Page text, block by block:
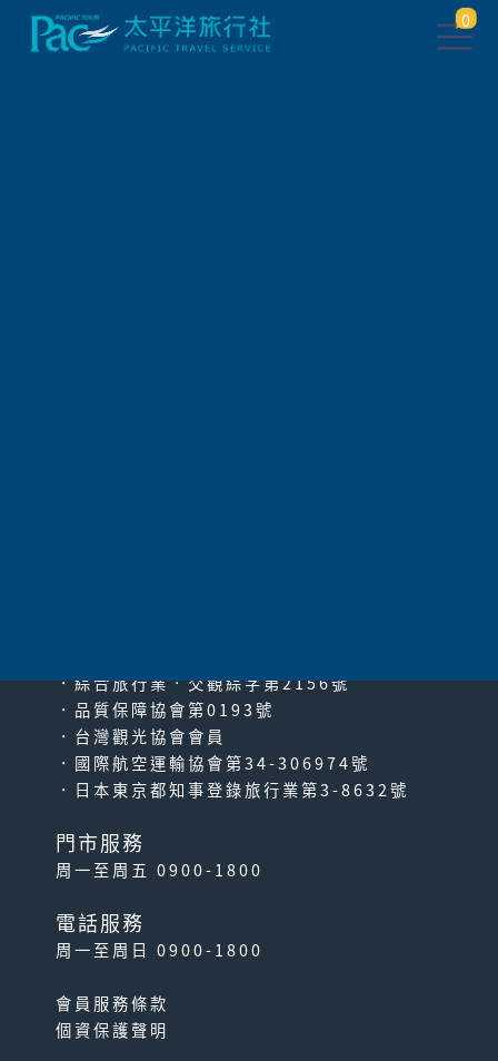
0
．綜合旅行業‧交觀綜字第2156號
．品質保障協會第0193號
．台灣觀光協會會員
．國際航空運輸協會第34-306974號
．日本東京都知事登錄旅行業第3-8632號
門市服務
周一至周五 0900-1800
電話服務
周一至周日 0900-1800
會員服務條款
個資保護聲明